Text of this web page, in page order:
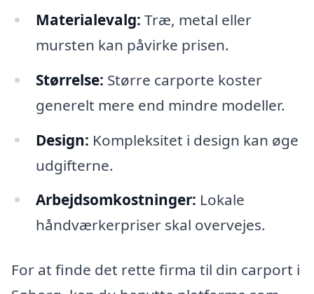
Materialevalg: Træ, metal eller
mursten kan påvirke prisen.
Størrelse: Større carporte koster
generelt mere end mindre modeller.
Design: Kompleksitet i design kan øge
udgifterne.
Arbejdsomkostninger: Lokale
håndværkerpriser skal overvejes.
For at finde det rette firma til din carport i